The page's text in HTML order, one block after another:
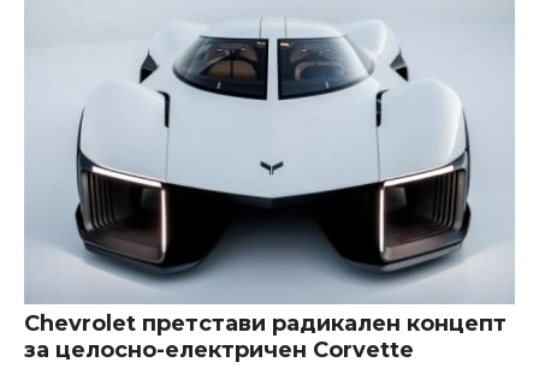
Chevrolet претстави радикален концепт
за целосно-електричен Corvette